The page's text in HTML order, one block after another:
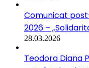
Comunicat
2026 –
28.03.2026
Teodora Diana